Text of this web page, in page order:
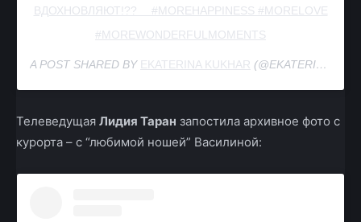
ВДОХНОВЛЯЮТ!?? ⠀ #MOREHAPPINESS #MORELOVE
#MOREWONDERFULMOMENTS
A POST SHARED BY EKATERINA KUKHAR (@EKATERINAKUKHAR_OFFICIAL) ON
Телеведущая Лидия Таран запостила архивное фото с
курорта – с “любимой ношей” Василиной: